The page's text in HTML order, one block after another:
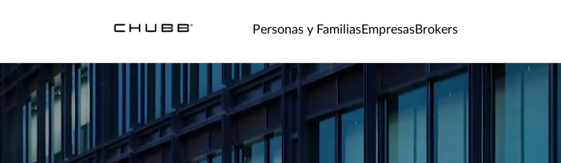
Personas y FamiliasEmpresasBrokers